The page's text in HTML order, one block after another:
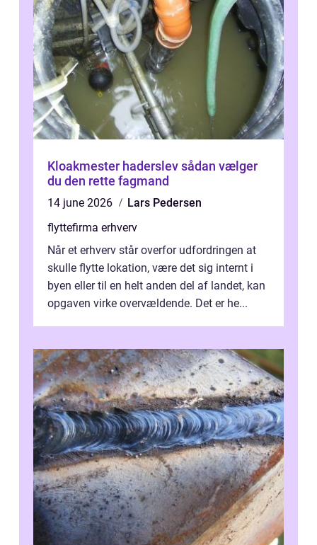
Kloakmester haderslev sådan vælger
du den rette fagmand
14 june 2026
Lars Pedersen
flyttefirma erhverv
Når et erhverv står overfor udfordringen at
skulle flytte lokation, være det sig internt i
byen eller til en helt anden del af landet, kan
opgaven virke overvældende. Det er he...